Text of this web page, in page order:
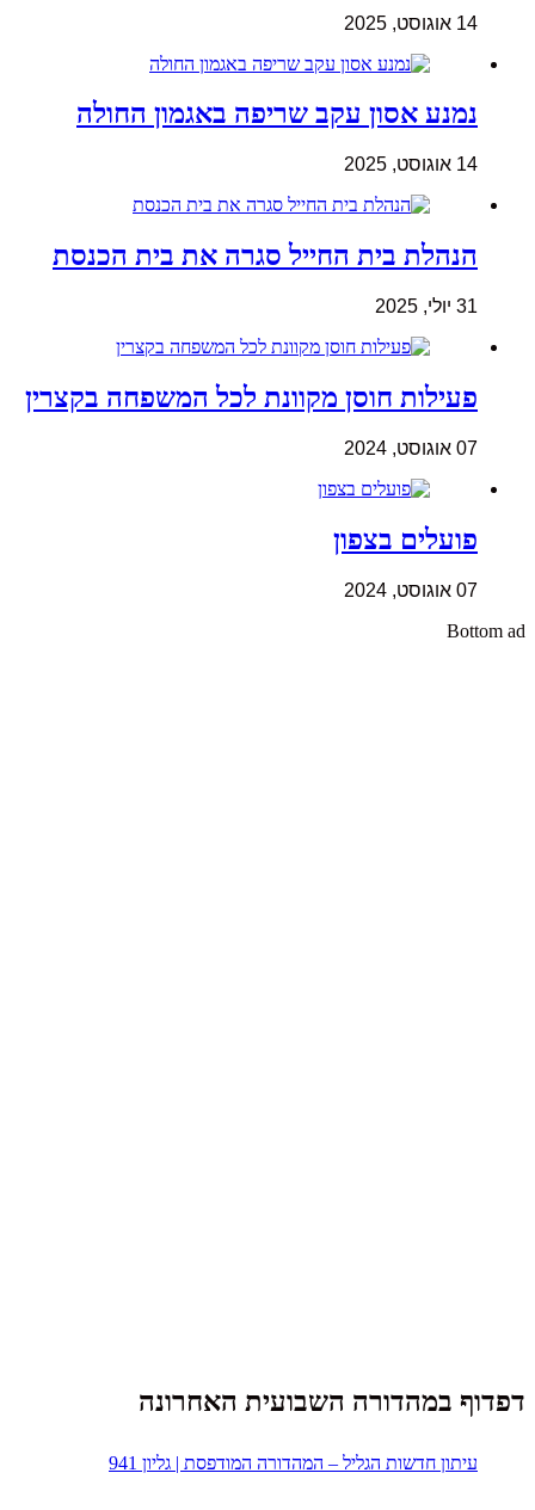
14 אוגוסט, 2025
נמנע אסון עקב שריפה באגמון החולה
14 אוגוסט, 2025
הנהלת בית החייל סגרה את בית הכנסת
31 יולי, 2025
פעילות חוסן מקוונת לכל המשפחה בקצרין
07 אוגוסט, 2024
פועלים בצפון
07 אוגוסט, 2024
Bottom ad
דפדוף במהדורה השבועית האחרונה
עיתון חדשות הגליל – המהדורה המודפסת | גליון 941